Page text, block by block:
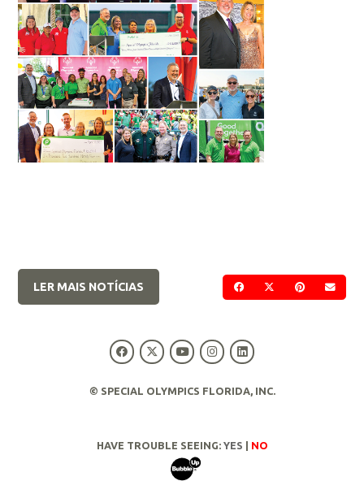
COMPARTILHAR NO
LER MAIS NOTÍCIAS
© SPECIAL OLYMPICS FLORIDA, INC.
HAVE TROUBLE SEEING: YES NO